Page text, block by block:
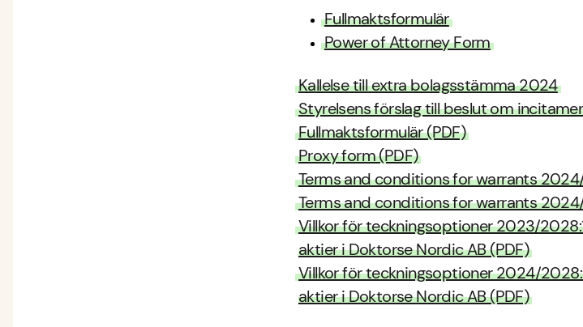
Fullmaktsformulär
Power of Attorney Form
Kallelse till extra bolagsstämma 2024
Styrelsens förslag till beslut om
Fullmaktsformulär (PDF)
Proxy form (PDF)
Terms and conditions for warrants
Terms and conditions for warrants
Villkor för teckningsoptioner 2023/
aktier i Doktorse Nordic AB (PDF)
Villkor för teckningsoptioner 2024/
aktier i Doktorse Nordic AB (PDF)